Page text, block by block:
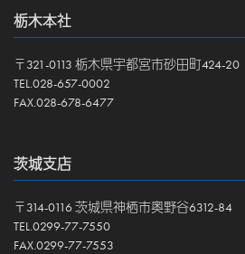
栃木本社
〒321-0113 栃木県宇都宮市砂田町424-20
TEL.028-657-0002
FAX.028-678-6477
茨城支店
〒314-0116 茨城県神栖市奥野谷6312-84
TEL.0299-77-7550
FAX.0299-77-7553